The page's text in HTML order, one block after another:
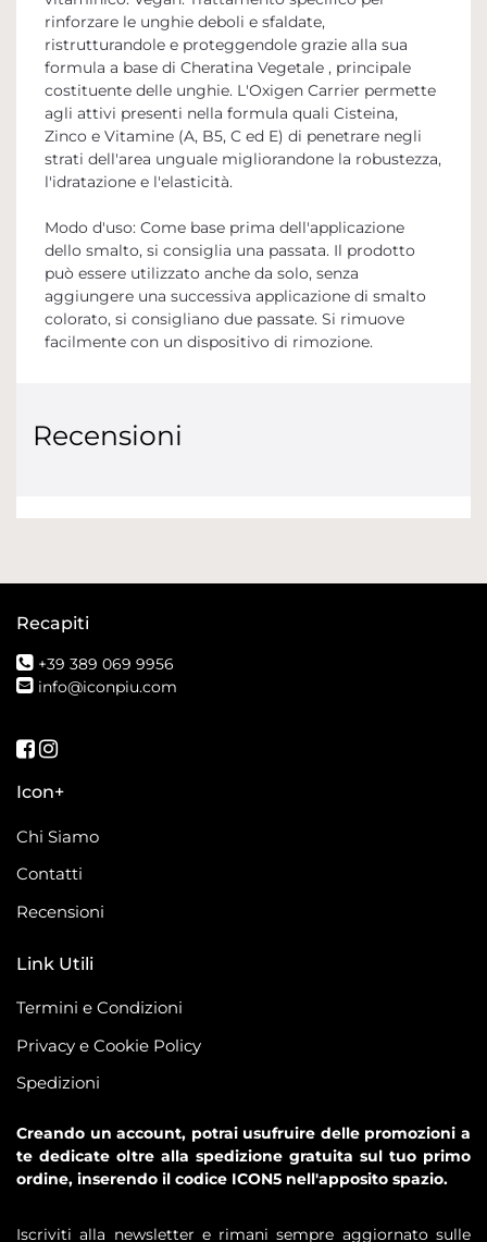
rinforzare le unghie deboli e sfaldate,
ristrutturandole e proteggendole grazie alla sua
formula a base di Cheratina Vegetale , principale
costituente delle unghie. L'Oxigen Carrier permette
agli attivi presenti nella formula quali Cisteina,
Zinco e Vitamine (A, B5, C ed E) di penetrare negli
strati dell'area unguale migliorandone la robustezza,
l'idratazione e l'elasticità.
Modo d'uso: Come base prima dell'applicazione
dello smalto, si consiglia una passata. Il prodotto
può essere utilizzato anche da solo, senza
aggiungere una successiva applicazione di smalto
colorato, si consigliano due passate. Si rimuove
facilmente con un dispositivo di rimozione.
Recensioni
Recapiti
+39 389 069 9956
info@iconpiu.com
Seguici su Facebook
Seguici su Instagram
Icon+
Chi Siamo
Contatti
Recensioni
Link Utili
Termini e Condizioni
Privacy e Cookie Policy
Spedizioni
Creando un account, potrai usufruire delle promozioni a
te dedicate oltre alla spedizione gratuita sul tuo primo
ordine, inserendo il codice ICON5 nell'apposito spazio.
Iscriviti alla newsletter e rimani sempre aggiornato sulle